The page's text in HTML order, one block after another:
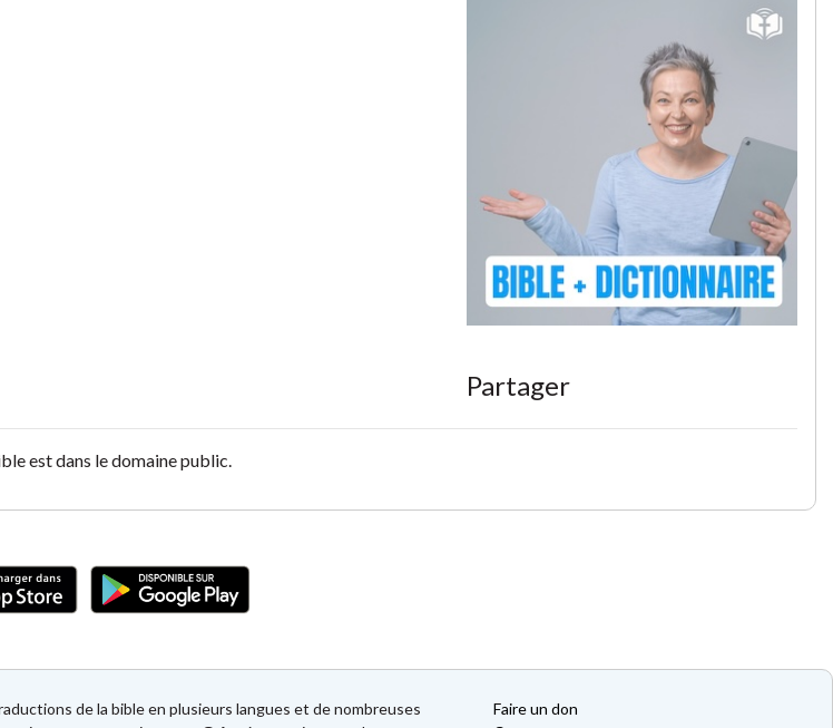
Partager
est dans le domaine public.
de la bible en plusieurs langues et de nombreuses
Faire un don